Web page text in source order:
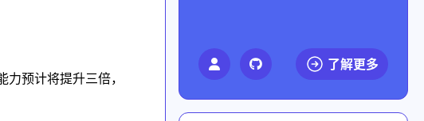
预计将提升三倍，
了解更多